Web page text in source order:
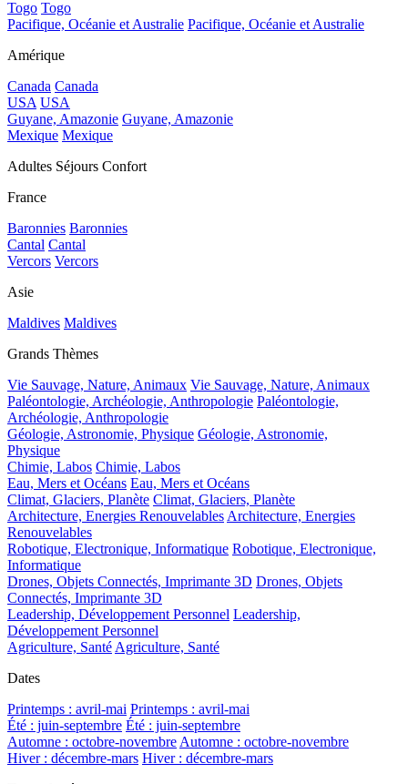
Togo Togo
Pacifique, Océanie et Australie Pacifique, Océanie et Australie
Amérique
Canada Canada
USA USA
Guyane, Amazonie Guyane, Amazonie
Mexique Mexique
Adultes Séjours Confort
France
Baronnies Baronnies
Cantal Cantal
Vercors Vercors
Asie
Maldives Maldives
Grands Thèmes
Vie Sauvage, Nature, Animaux Vie Sauvage, Nature, Animaux
Paléontologie, Archéologie, Anthropologie Paléontologie,
Archéologie, Anthropologie
Géologie, Astronomie, Physique Géologie, Astronomie,
Physique
Chimie, Labos Chimie, Labos
Eau, Mers et Océans Eau, Mers et Océans
Climat, Glaciers, Planète Climat, Glaciers, Planète
Architecture, Energies Renouvelables Architecture, Energies
Renouvelables
Robotique, Electronique, Informatique Robotique, Electronique,
Informatique
Drones, Objets Connectés, Imprimante 3D Drones, Objets
Connectés, Imprimante 3D
Leadership, Développement Personnel Leadership,
Développement Personnel
Agriculture, Santé Agriculture, Santé
Dates
Printemps : avril-mai Printemps : avril-mai
Été : juin-septembre Été : juin-septembre
Automne : octobre-novembre Automne : octobre-novembre
Hiver : décembre-mars Hiver : décembre-mars